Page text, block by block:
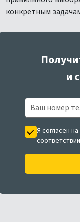
конкретным
и
Я согласен